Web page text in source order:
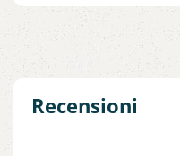
Recensioni